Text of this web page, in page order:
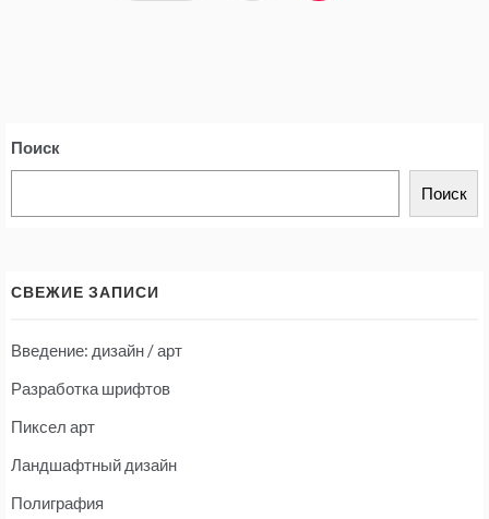
Поиск
Поиск
СВЕЖИЕ ЗАПИСИ
Введение: дизайн / арт
Разработка шрифтов
Пиксел арт
Ландшафтный дизайн
Полиграфия